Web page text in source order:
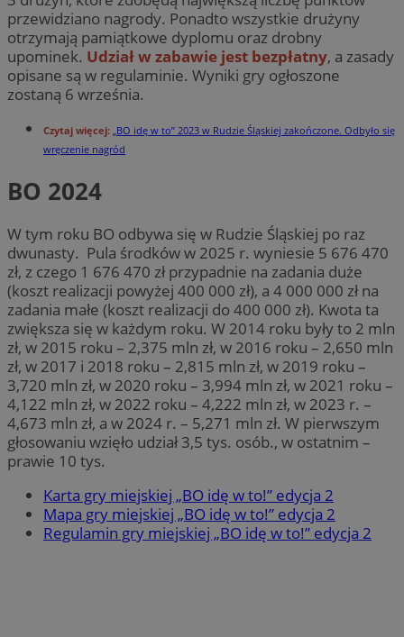
przewidziano nagrody. Ponadto wszystkie drużyny
otrzymają pamiątkowe dyplomu oraz drobny
upominek. Udział w zabawie jest bezpłatny, a zasady
opisane są w regulaminie. Wyniki gry ogłoszone
zostaną 6 września.
Czytaj więcej: „BO idę w to” 2023 w Rudzie Śląskiej zakończone. Odbyło się
wręczenie nagród
BO 2024
W tym roku BO odbywa się w Rudzie Śląskiej po raz
dwunasty. Pula środków w 2025 r. wyniesie 5 676 470
zł, z czego 1 676 470 zł przypadnie na zadania duże
(koszt realizacji powyżej 400 000 zł), a 4 000 000 zł na
zadania małe (koszt realizacji do 400 000 zł). Kwota ta
zwiększa się w każdym roku. W 2014 roku były to 2 mln
zł, w 2015 roku – 2,375 mln zł, w 2016 roku – 2,650 mln
zł, w 2017 i 2018 roku – 2,815 mln zł, w 2019 roku –
3,720 mln zł, w 2020 roku – 3,994 mln zł, w 2021 roku –
4,122 mln zł, w 2022 roku – 4,222 mln zł, w 2023 r. –
4,673 mln zł, a w 2024 r. – 5,271 mln zł. W pierwszym
głosowaniu wzięło udział 3,5 tys. osób., w ostatnim –
prawie 10 tys.
Karta gry miejskiej „BO idę w to!” edycja 2
Mapa gry miejskiej „BO idę w to!” edycja 2
Regulamin gry miejskiej „BO idę w to!” edycja 2